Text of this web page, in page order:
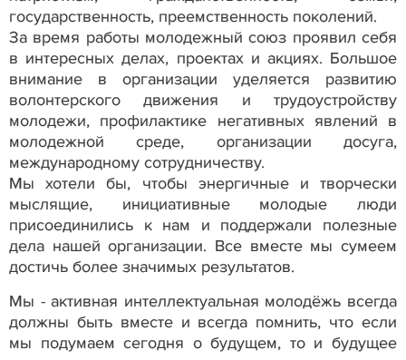
государственность, преемственность поколений.
За время работы молодежный союз проявил себя
в интересных делах, проектах и акциях. Большое
внимание в организации уделяется развитию
волонтерского движения и трудоустройству
молодежи, профилактике негативных явлений в
молодежной среде, организации досуга,
международному сотрудничеству.
Мы хотели бы, чтобы энергичные и творчески
мыслящие, инициативные молодые люди
присоединились к нам и поддержали полезные
дела нашей организации. Все вместе мы сумеем
достичь более значимых результатов.
Мы - активная интеллектуальная молодёжь всегда
должны быть вместе и всегда помнить, что если
мы подумаем сегодня о будущем, то и будущее